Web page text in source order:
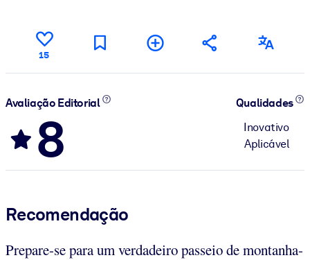
15
Avaliação Editorial
8
Qualidades
Inovativo
Aplicável
Recomendação
Prepare-se para um verdadeiro passeio de montanha-